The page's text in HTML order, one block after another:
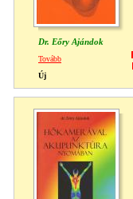
Dr. Eőry Ajándok
Tovább
Új